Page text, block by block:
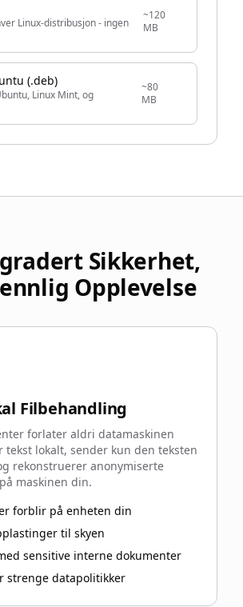
Linux-distribusjon - ingen
~120
MB
(.deb)
Linux Mint, og
~80
MB
Sikkerhet,
Opplevelse
Filbehandling
forlater aldri datamaskinen
tekst lokalt, sender kun den teksten
rekonstruerer anonymiserte
maskinen din.
forblir på enheten din
til skyen
sensitive interne dokumenter
strenge datapolitikker